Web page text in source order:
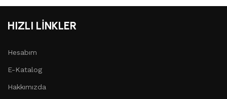
HIZLI LİNKLER
Hesabım
E-Katalog
Hakkımızda